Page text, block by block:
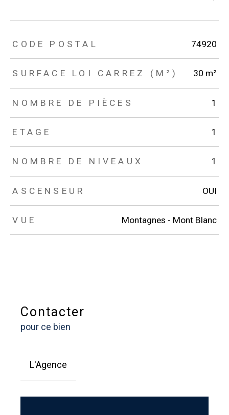
TRAD_ZEPHYR_Caracteristique TRAD_ZEPHYR_Valeurs
CODE POSTAL 74920
SURFACE LOI CARREZ (M²) 30 m²
NOMBRE DE PIÈCES 1
ETAGE 1
NOMBRE DE NIVEAUX 1
ASCENSEUR OUI
VUE Montagnes - Mont Blanc
Contacter
pour ce bien
L'Agence